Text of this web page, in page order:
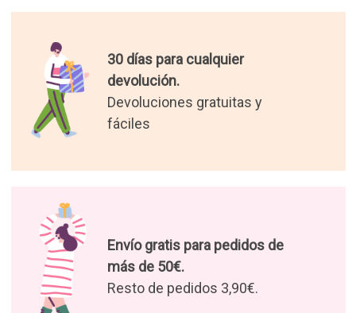
30 días para cualquier
devolución.
Devoluciones gratuitas y
fáciles
Envío gratis para pedidos de
más de 50€.
Resto de pedidos 3,90€.